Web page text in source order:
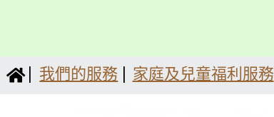
︳
我們的服務 ︳
家庭及兒童福利服務